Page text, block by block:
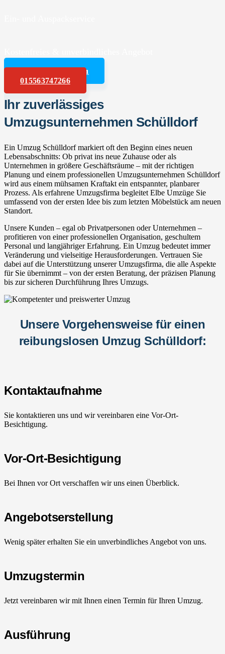
Angebot anfordern
015563747266
Ihr zuverlässiges
Umzugsunternehmen Schülldorf
Ein Umzug Schülldorf markiert oft den Beginn eines neuen
Lebensabschnitts: Ob privat ins neue Zuhause oder als
Unternehmen in größere Geschäftsräume – mit der richtigen
Planung und einem professionellen Umzugsunternehmen Schülldorf
wird aus einem mühsamen Kraftakt ein entspannter, planbarer
Prozess. Als erfahrene Umzugsfirma begleitet Elbe Umzüge Sie
umfassend von der ersten Idee bis zum letzten Möbelstück am neuen
Standort.
Unsere Kunden – egal ob Privatpersonen oder Unternehmen –
profitieren von einer professionellen Organisation, geschultem
Personal und langjähriger Erfahrung. Ein Umzug bedeutet immer
Veränderung und vielseitige Herausforderungen. Vertrauen Sie
dabei auf die Unterstützung unserer Umzugsfirma, die alle Aspekte
für Sie übernimmt – von der ersten Beratung, der präzisen Planung
bis zur sicheren Durchführung Ihres Umzugs.
Unsere Vorgehensweise für einen
reibungslosen Umzug Schülldorf:
Kontaktaufnahme
Sie kontaktieren uns und wir vereinbaren eine Vor-Ort-
Besichtigung.
Vor-Ort-Besichtigung
Bei Ihnen vor Ort verschaffen wir uns einen Überblick.
Angebotserstellung
Wenig später erhalten Sie ein unverbindliches Angebot von uns.
Umzugstermin
Jetzt vereinbaren wir mit Ihnen einen Termin für Ihren Umzug.
Ausführung